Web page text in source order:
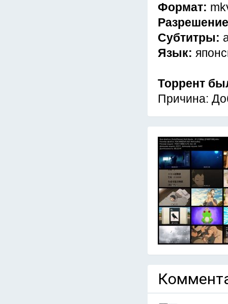
Формат:
Субтитры:
Язык:
Торрент
Причина: